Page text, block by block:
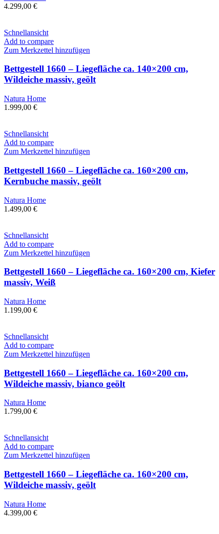
4.299,00 €
Schnellansicht
Add to compare
Zum Merkzettel hinzufügen
Bettgestell 1660 – Liegefläche ca. 140×200 cm,
Wildeiche massiv, geölt
Natura Home
1.999,00 €
Schnellansicht
Add to compare
Zum Merkzettel hinzufügen
Bettgestell 1660 – Liegefläche ca. 160×200 cm,
Kernbuche massiv, geölt
Natura Home
1.499,00 €
Schnellansicht
Add to compare
Zum Merkzettel hinzufügen
Bettgestell 1660 – Liegefläche ca. 160×200 cm, Kiefer
massiv, Weiß
Natura Home
1.199,00 €
Schnellansicht
Add to compare
Zum Merkzettel hinzufügen
Bettgestell 1660 – Liegefläche ca. 160×200 cm,
Wildeiche massiv, bianco geölt
Natura Home
1.799,00 €
Schnellansicht
Add to compare
Zum Merkzettel hinzufügen
Bettgestell 1660 – Liegefläche ca. 160×200 cm,
Wildeiche massiv, geölt
Natura Home
4.399,00 €